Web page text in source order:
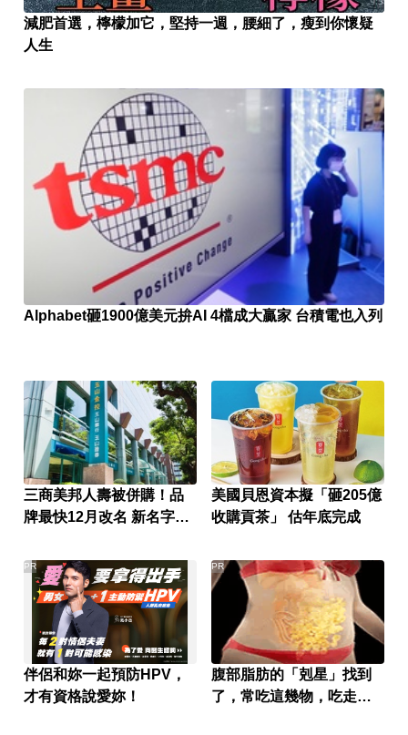
減肥首選，檸檬加它，堅持一週，腰細了，瘦到你懷疑
人生
Alphabet砸1900億美元拚AI 4檔成大贏家 台積電也入列
三商美邦人壽被併購！品
牌最快12月改名 新名字曝
美國貝恩資本擬「砸205億
收購貢茶」 估年底完成
伴侶和妳一起預防HPV，
才有資格說愛妳！
PR
腹部脂肪的「剋星」找到
了，常吃這幾物，吃走大
PR